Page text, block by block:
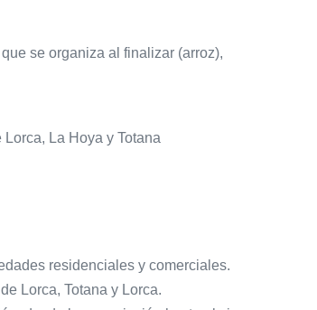
se organiza al finalizar (arroz),
La Hoya y Totana
residenciales y comerciales.
Lorca, Totana y Lorca.